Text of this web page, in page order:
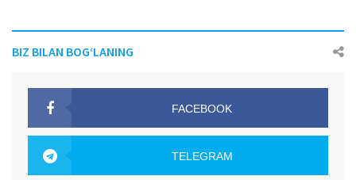
BIZ BILAN BOG‘LANING
FACEBOOK
TELEGRAM